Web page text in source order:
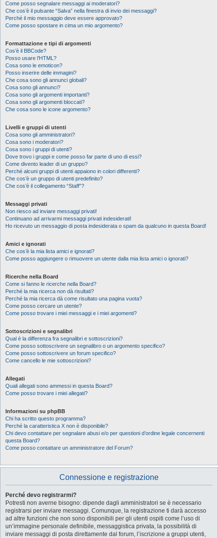
Come posso segnalare messaggi ai moderatori?
Che cos’è il pulsante “Salva” nella finestra di invio dei messaggi?
Perché il mio messaggio deve essere approvato?
Come posso spostare in cima un mio argomento?
Formattazione e tipi di argomenti
Cos’è il BBCode?
Posso usare l’HTML?
Cosa sono le emoticon?
Posso inserire delle immagini?
Che cosa sono gli annunci globali?
Cosa sono gli annunci?
Cosa sono gli argomenti importanti?
Cosa sono gli argomenti bloccati?
Che cosa sono le icone argomento?
Livelli e gruppi di utenti
Cosa sono gli amministratori?
Cosa sono i moderatori?
Cosa sono i gruppi di utenti?
Dove trovo i gruppi e come posso far parte di uno di essi?
Come divento leader di un gruppo?
Perché alcuni gruppi di utenti appaiono in colori differenti?
Che cos’è un gruppo di utenti predefinito?
Che cos’è il collegamento “Staff”?
Messaggi privati
Non riesco ad inviare messaggi privati!
Continuano ad arrivarmi messaggi privati indesiderati!
Ho ricevuto un messaggio di posta indesiderata o spam da qualcuno in questa Board!
Amici e ignorati
Che cos’è la mia lista amici e ignorati?
Come posso aggiungere o rimuovere un utente dalla mia lista amici o ignorati?
Ricerche nella Board
Come si fanno le ricerche nella Board?
Perché la mia ricerca non dà risultati?
Perché la mia ricerca dà come risultato una pagina vuota?
Come posso cercare un utente?
Come posso trovare i miei messaggi e i miei argomenti?
Sottoscrizioni e segnalibri
Qual è la differenza fra segnalibri e sottoscrizioni?
Come posso sottoscrivere un segnalibro o un argomento specifico?
Come posso sottoscrivere un forum specifico?
Come cancello le mie sottoscrizioni?
Allegati
Quali allegati sono ammessi in questa Board?
Come posso trovare i miei allegati?
Informazioni su phpBB
Chi ha scritto questo programma?
Perché la caratteristica X non è disponibile?
Chi devo contattare per segnalare abusi e/o per questioni d’ordine legale concernenti
questa Board?
Come posso contattare un amministratore del Forum?
Connessione e registrazione
Perché devo registrarmi?
Potresti non averne bisogno: dipende dagli amministratori se è necessario
registrarsi per inviare messaggi. Comunque, la registrazione ti darà accesso
ad altre funzioni che non sono disponibili per gli utenti ospiti come l’uso di
un’immagine personale definibile, messaggistica privata, la possibilità di
inviare messaggi di posta direttamente dal forum, l’iscrizione a gruppi utenti,